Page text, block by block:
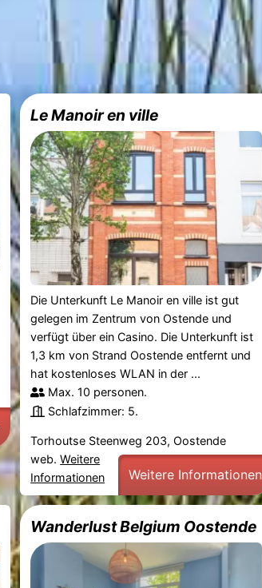
Le Manoir en ville
Die Unterkunft Le Manoir en ville ist gut
gelegen im Zentrum von Ostende und
verfügt über ein Casino. Die Unterkunft ist
1,3 km von Strand Oostende entfernt und
hat kostenloses WLAN in der ...
Max. 10 personen.
Schlafzimmer: 5.
Torhoutse Steenweg 203, Oostende
web.Weitere
Informationen
Weitere Informationen
Wanderlust Belgium Oostende